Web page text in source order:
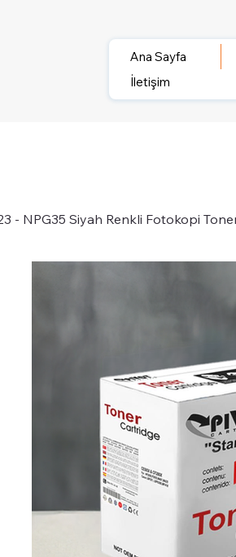
Ana Sayfa
İletişim
- NPG35 Siyah Renkli Fotokopi